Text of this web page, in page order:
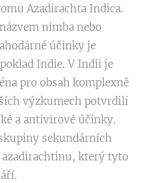
Azadirachta Indica.
nimba nebo
účinky je
Indie. V Indii je
pro obsah komplexně
výzkumech potvrdili
a antivirové účinky.
sekundárních
který tyto